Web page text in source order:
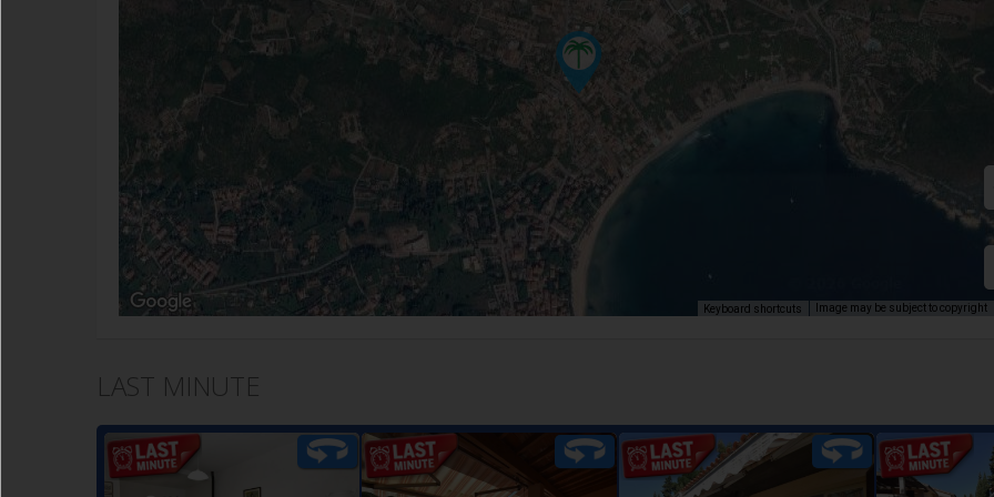
Keyboard shortcuts Image may be subject to copyright
LAST MINUTE
Comodo appartamento
Comodo appartamento
Comodo